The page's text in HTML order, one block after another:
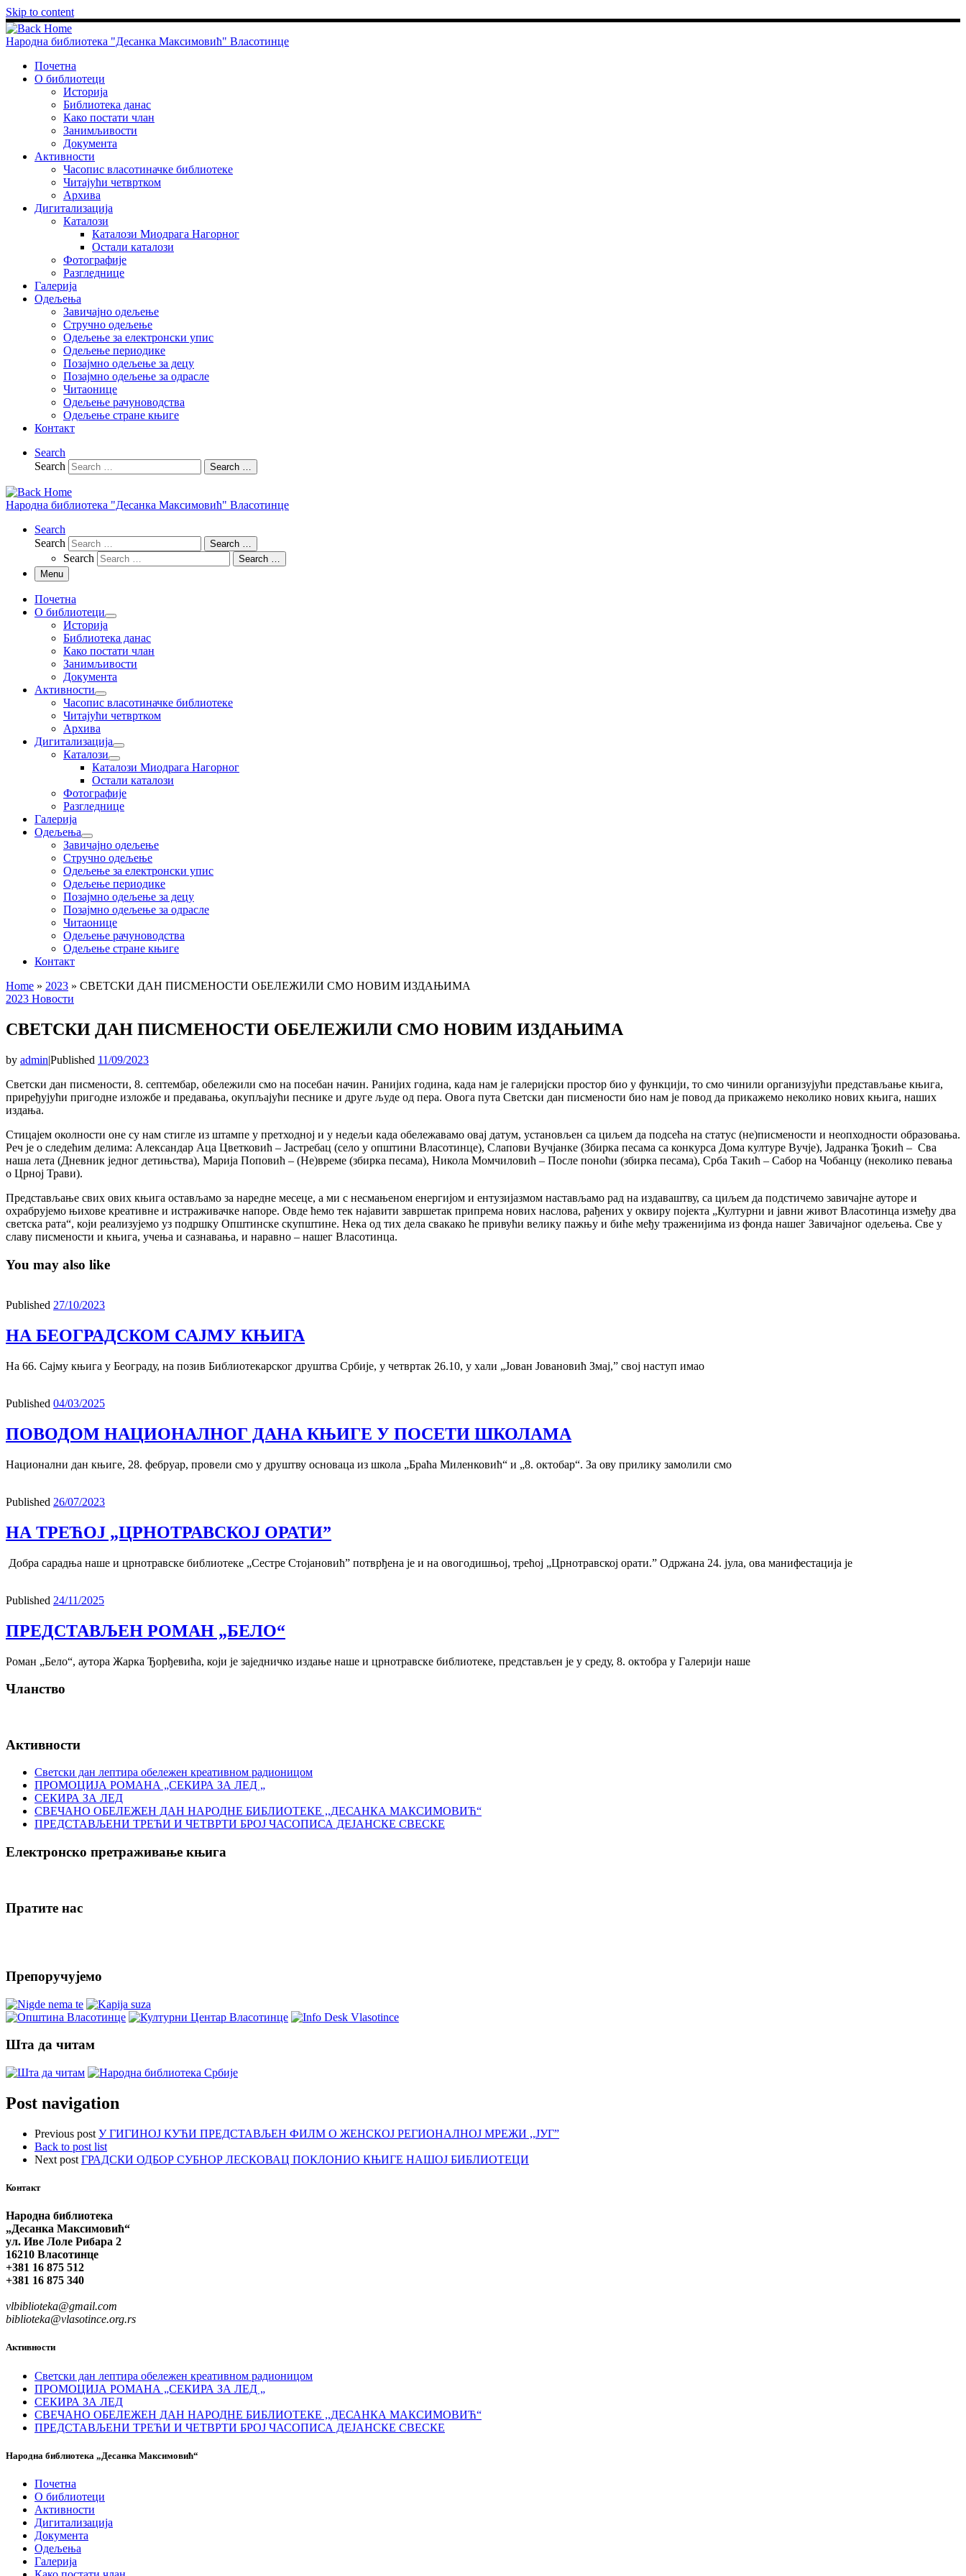
Skip to content
Народна библиотека "Десанка Максимовић" Власотинце
Почетна
О библиотеци
Историја
Библиотека данас
Како постати члан
Занимљивости
Документа
Активности
Часопис власотиначке библиотеке
Читајући четвртком
Архива
Дигитализација
Каталози
Каталози Миодрага Нагорног
Остали каталози
Фотографије
Разгледнице
Галерија
Одељења
Завичајно одељење
Стручно одељење
Одељење за електронски упис
Одељење периодике
Позајмно одељење за децу
Позајмно одељење за одрасле
Читаонице
Одељење рачуноводства
Одељење стране књиге
Контакт
Search
Search
Search …
Народна библиотека "Десанка Максимовић" Власотинце
Search
Search
Search …
Search
Search …
Menu
Почетна
О библиотеци
Историја
Библиотека данас
Како постати члан
Занимљивости
Документа
Активности
Часопис власотиначке библиотеке
Читајући четвртком
Архива
Дигитализација
Каталози
Каталози Миодрага Нагорног
Остали каталози
Фотографије
Разгледнице
Галерија
Одељења
Завичајно одељење
Стручно одељење
Одељење за електронски упис
Одељење периодике
Позајмно одељење за децу
Позајмно одељење за одрасле
Читаонице
Одељење рачуноводства
Одељење стране књиге
Контакт
Home » 2023 » СВЕТСКИ ДАН ПИСМЕНОСТИ ОБЕЛЕЖИЛИ СМО НОВИМ ИЗДАЊИМА
2023 Новости
СВЕТСКИ ДАН ПИСМЕНОСТИ ОБЕЛЕЖИЛИ СМО НОВИМ ИЗДАЊИМА
by admin|Published 11/09/2023
Светски дан писмености, 8. септембар, обележили смо на посебан начин. Ранијих година, када нам је галеријски простор био у функцији, то смо чинили организујући представљање књига,
приређујући пригодне изложбе и предавања, окупљајући песнике и друге људе од пера. Овога пута Светски дан писмености био нам је повод да прикажемо неколико нових књига, наших
издања.
Стицајем околности оне су нам стигле из штампе у претходној и у недељи када обележавамо овај датум, установљен са циљем да подсећа на статус (не)писмености и неопходности образовања.
Реч је о следећим делима: Александар Аца Цветковић – Јастребац (село у општини Власотинце), Слапови Вучјанке (Збирка песама са конкурса Дома културе Вучје), Јадранка Ђокић – Сва
наша лета (Дневник једног детињства), Марија Поповић – (Не)време (збирка песама), Никола Момчиловић – После поноћи (збирка песама), Срба Такић – Сабор на Чобанцу (неколико певања
о Црној Трави).
Представљање свих ових књига остављамо за наредне месеце, а ми с несмањеном енергијом и ентузијазмом настављамо рад на издаваштву, са циљем да подстичемо завичајне ауторе и
охрабрујемо њихове креативне и истраживачке напоре. Овде ћемо тек најавити завршетак припрема нових наслова, рађених у оквиру појекта „Културни и јавни живот Власотинца између два
светска рата“, који реализујемо уз подршку Општинске скупштине. Нека од тих дела свакако ће привући велику пажњу и биће међу траженијима из фонда нашег Завичајног одељења. Све у
славу писмености и књига, учења и сазнавања, и наравно – нашег Власотинца.
You may also like
Published 27/10/2023
НА БЕОГРАДСКОМ САЈМУ КЊИГА
На 66. Сајму књига у Београду, на позив Библиотекарског друштва Србије, у четвртак 26.10, у хали „Јован Јовановић Змај,” свој наступ имао
Published 04/03/2025
ПОВОДОМ НАЦИОНАЛНОГ ДАНА КЊИГЕ У ПОСЕТИ ШКОЛАМА
Национални дан књиге, 28. фебруар, провели смо у друштву основаца из школа „Браћа Миленковић“ и „8. октобар“. За ову прилику замолили смо
Published 26/07/2023
НА ТРЕЋОЈ „ЦРНОТРАВСКОЈ ОРАТИ”
Добра сарадња наше и црнотравске библиотеке „Сестре Стојановић” потврђена је и на овогодишњој, трећој „Црнотравској орати.” Одржана 24. јула, ова манифестација је
Published 24/11/2025
ПРЕДСТАВЉЕН РОМАН „БЕЛО“
Роман „Бело“, аутора Жарка Ђорђевића, који је заједничко издање наше и црнотравске библиотеке, представљен је у среду, 8. октобра у Галерији наше
Чланство
Активности
Светски дан лептира обележен креативном радионицом
ПРОМОЦИЈА РОМАНА „СЕКИРА ЗА ЛЕД „
СЕКИРА ЗА ЛЕД
СВЕЧАНО ОБЕЛЕЖЕН ДАН НАРОДНЕ БИБЛИОТЕКЕ ,,ДЕСАНКА МАКСИМОВИЋ“
ПРЕДСТАВЉЕНИ ТРЕЋИ И ЧЕТВРТИ БРОЈ ЧАСОПИСА ДЕЈАНСКЕ СВЕСКЕ
Електронско претраживање књига
Пратите нас
Препоручујемо
Шта да читам
Post navigation
Previous post У ГИГИНОЈ КУЋИ ПРЕДСТАВЉЕН ФИЛМ О ЖЕНСКОЈ РЕГИОНАЛНОЈ МРЕЖИ ,,ЈУГ”
Back to post list
Next post ГРАДСКИ ОДБОР СУБНОР ЛЕСКОВАЦ ПОКЛОНИО КЊИГЕ НАШОЈ БИБЛИОТЕЦИ
Контакт
Народна библиотека
„Десанка Максимовић“
ул. Иве Лоле Рибара 2
16210 Власотинце
+381 16 875 512
+381 16 875 340
vlbiblioteka@gmail.com
biblioteka@vlasotince.org.rs
Активности
Светски дан лептира обележен креативном радионицом
ПРОМОЦИЈА РОМАНА „СЕКИРА ЗА ЛЕД „
СЕКИРА ЗА ЛЕД
СВЕЧАНО ОБЕЛЕЖЕН ДАН НАРОДНЕ БИБЛИОТЕКЕ ,,ДЕСАНКА МАКСИМОВИЋ“
ПРЕДСТАВЉЕНИ ТРЕЋИ И ЧЕТВРТИ БРОЈ ЧАСОПИСА ДЕЈАНСКЕ СВЕСКЕ
Народна библиотека „Десанка Максимовић“
Почетна
О библиотеци
Активности
Дигитализација
Документа
Одељења
Галерија